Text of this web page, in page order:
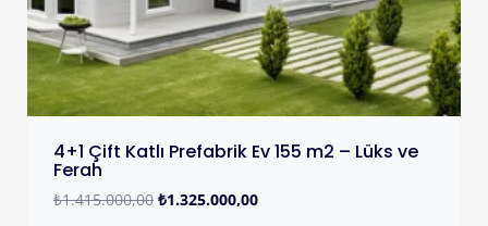
4+1 Çift Katlı Prefabrik Ev 155 m2 – Lüks ve
Ferah
₺1.415.000,00 ₺1.325.000,00